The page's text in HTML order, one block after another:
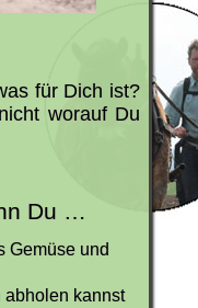
für Dich ist?
worauf Du
Du …
Gemüse und
abholen kannst